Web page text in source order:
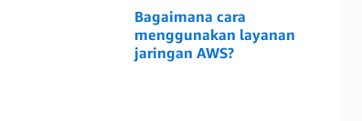
Bagaimana cara
menggunakan layanan
jaringan AWS?